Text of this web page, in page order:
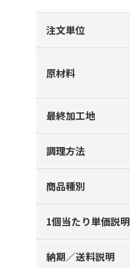
注文単位
原材料
最終加工地
調理方法
商品種別
1個当たり単価説明
納期／送料説明